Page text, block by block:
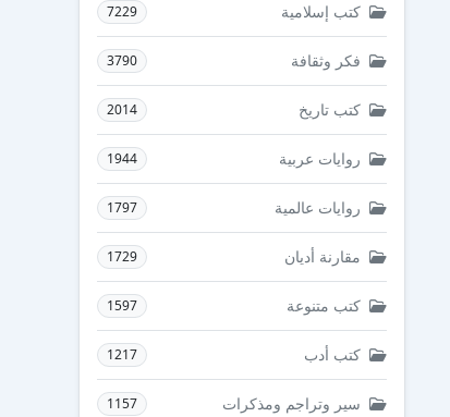
كتب إسلامية 7229
فكر وثقافة 3790
كتب تاريخ 2014
روايات عربية 1944
روايات عالمية 1797
مقارنة أديان 1729
كتب متنوعة 1597
كتب أدب 1217
سير وتراجم ومذكرات 1157